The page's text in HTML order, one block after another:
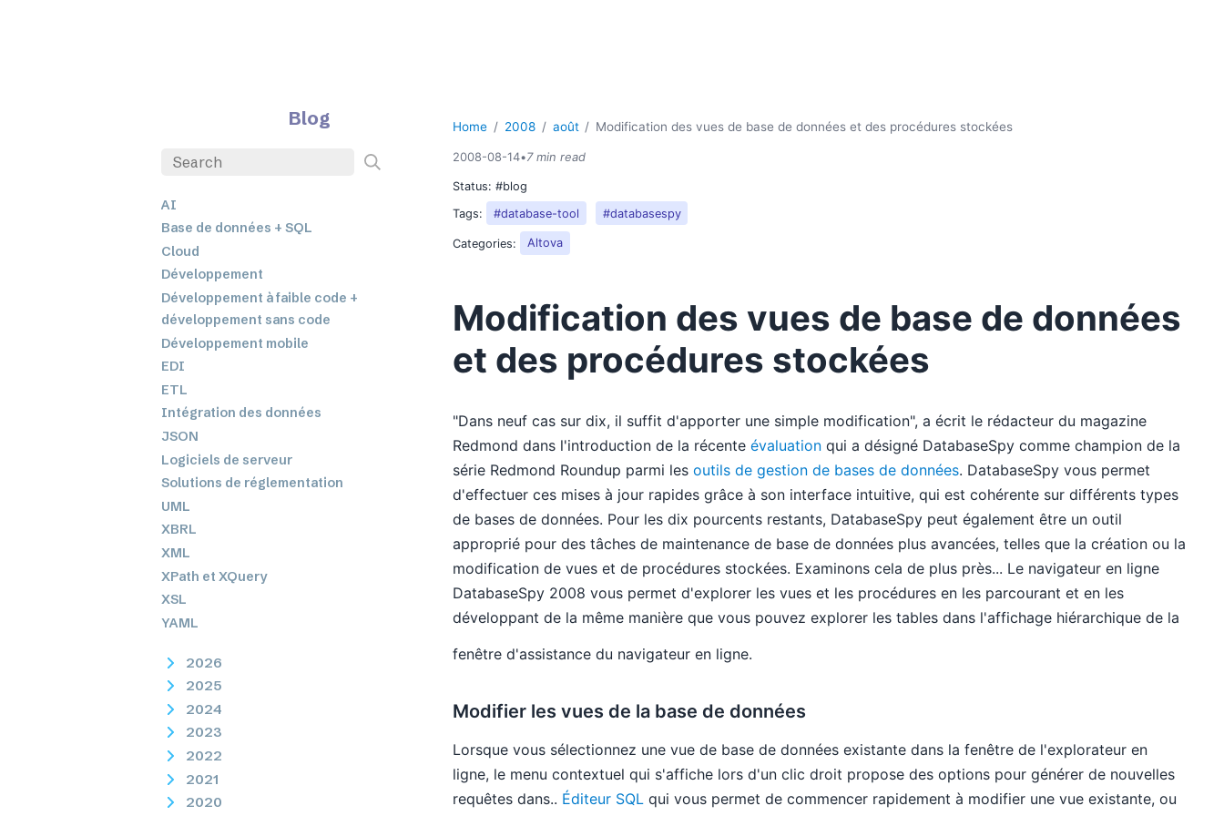
Blog
AI
Base de données + SQL
Cloud
Développement
Développement à faible code +
développement sans code
Développement mobile
EDI
ETL
Intégration des données
JSON
Logiciels de serveur
Solutions de réglementation
UML
XBRL
XML
XPath et XQuery
XSL
YAML
2026
2025
2024
2023
2022
2021
2020
Home 2008 août Modification des vues de base de données et des procédures stockées
2008-08-14•7 min read
Status:#blog
Tags:
#database-tool #databasespy
Categories: Altova
Modification des vues de base de données
et des procédures stockées
"Dans neuf cas sur dix, il suffit d'apporter une simple modification", a écrit le rédacteur du magazine
Redmond dans l'introduction de la récenteévaluation qui a désigné DatabaseSpy comme champion de la
série Redmond Roundup parmi lesoutils de gestion de bases de données. DatabaseSpy vous permet
d'effectuer ces mises à jour rapides grâce à son interface intuitive, qui est cohérente sur différents types
de bases de données. Pour les dix pourcents restants, DatabaseSpy peut également être un outil
approprié pour des tâches de maintenance de base de données plus avancées, telles que la création ou la
modification de vues et de procédures stockées. Examinons cela de plus près... Le navigateur en ligne
DatabaseSpy 2008 vous permet d'explorer les vues et les procédures en les parcourant et en les
développant de la même manière que vous pouvez explorer les tables dans l'affichage hiérarchique de la
fenêtre d'assistance du navigateur en ligne.
Modifier les vues de la base de données
Lorsque vous sélectionnez une vue de base de données existante dans la fenêtre de l'explorateur en
ligne, le menu contextuel qui s'affiche lors d'un clic droit propose des options pour générer de nouvelles
requêtes dans.. Éditeur SQL qui vous permet de commencer rapidement à modifier une vue existante, ou